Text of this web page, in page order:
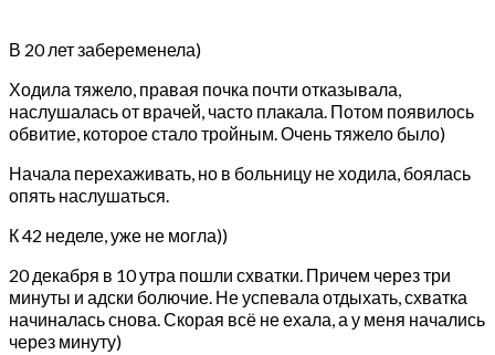
В 20 лет забеременела)
Ходила тяжело, правая почка почти отказывала,
наслушалась от врачей, часто плакала. Потом появилось
обвитие, которое стало тройным. Очень тяжело было)
Начала перехаживать, но в больницу не ходила, боялась
опять наслушаться.
К 42 неделе, уже не могла))
20 декабря в 10 утра пошли схватки. Причем через три
минуты и адски болючие. Не успевала отдыхать, схватка
начиналась снова. Скорая всё не ехала, а у меня начались
через минуту)